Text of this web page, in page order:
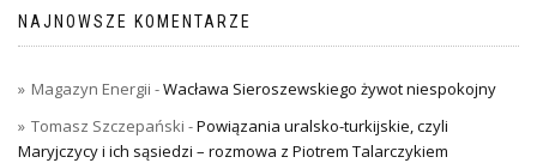
NAJNOWSZE KOMENTARZE
Magazyn Energii -Wacława Sieroszewskiego żywot niespokojny
Tomasz Szczepański -Powiązania uralsko-turkijskie, czyli
Maryjczycy i ich sąsiedzi – rozmowa z Piotrem Talarczykiem